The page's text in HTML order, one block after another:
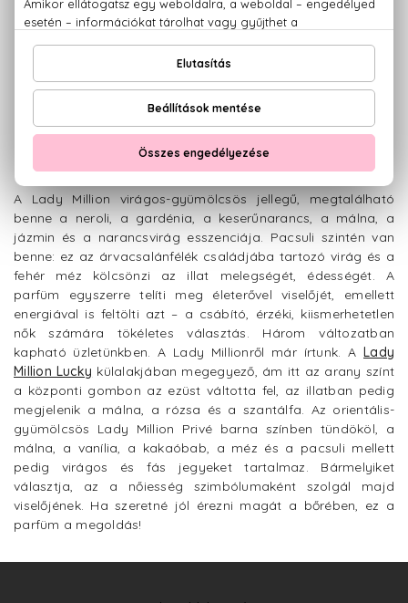
Életerő a virágos-gyümölcsös jelleg mögött
A Lady Million virágos-gyümölcsös jellegű, megtalálható
benne a neroli, a gardénia, a keserűnarancs, a málna, a
jázmin és a narancsvirág esszenciája. Pacsuli szintén van
benne: ez az árvacsalánfélék családjába tartozó virág és a
fehér méz kölcsönzi az illat melegségét, édességét. A
parfüm egyszerre telíti meg életerővel viselőjét, emellett
energiával is feltölti azt – a csábító, érzéki, kiismerhetetlen
nők számára tökéletes választás. Három változatban
kapható üzletünkben. A Lady Millionről már írtunk. A Lady
Million Lucky külalakjában megegyező, ám itt az arany színt
a központi gombon az ezüst váltotta fel, az illatban pedig
megjelenik a málna, a rózsa és a szantálfa. Az orientális-
gyümölcsös Lady Million Privé barna színben tündököl, a
málna, a vanília, a kakaóbab, a méz és a pacsuli mellett
pedig virágos és fás jegyeket tartalmaz. Bármelyiket
választja, az a nőiesség szimbólumaként szolgál majd
viselőjének. Ha szeretné jól érezni magát a bőrében, ez a
parfüm a megoldás!